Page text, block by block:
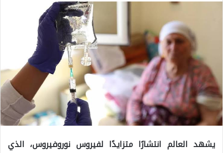
يشهد العالم انتشارًا متزايدًا لفيروس نوروفيروس، الذي